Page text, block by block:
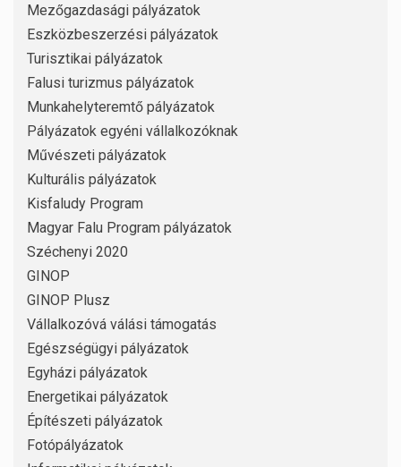
Mezőgazdasági pályázatok
Eszközbeszerzési pályázatok
Turisztikai pályázatok
Falusi turizmus pályázatok
Munkahelyteremtő pályázatok
Pályázatok egyéni vállalkozóknak
Művészeti pályázatok
Kulturális pályázatok
Kisfaludy Program
Magyar Falu Program pályázatok
Széchenyi 2020
GINOP
GINOP Plusz
Vállalkozóvá válási támogatás
Egészségügyi pályázatok
Egyházi pályázatok
Energetikai pályázatok
Építészeti pályázatok
Fotópályázatok